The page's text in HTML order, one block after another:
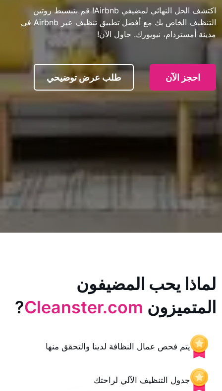
اكتشف الحل النهائي لمضيفي Airbnb! قم بتبسيط روتين
التنظيف الخاص بك مع أفضل تطبيق تنظيف عبر Airbnb في
نيويورك. حاول الآن!
طلب عرض توضيحي
المضيفون
Cleanster.com
?
عمال النظافة لدينا والتحقق منها
التنظيف الآلي لراحتك